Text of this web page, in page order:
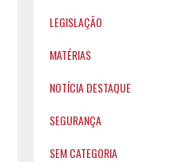
LEGISLAÇÃO
MATÉRIAS
NOTÍCIA DESTAQUE
SEGURANÇA
SEM CATEGORIA